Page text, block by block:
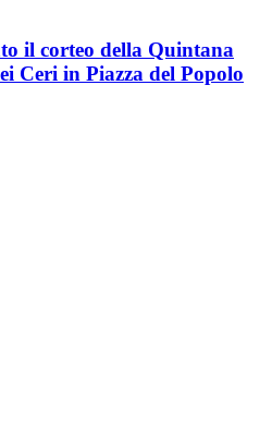
il corteo della Quintana
Ceri in Piazza del Popolo